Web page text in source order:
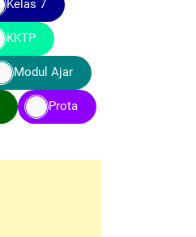
Kelas 7
KKTP
Modul Ajar
Prota